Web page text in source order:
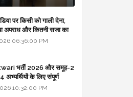
पर किसी को गाली देना,
अपराध और कितनी सजा का
- free legal advice
06:36:00 PM
भर्ती 2026 और समूह-2
अभ्यर्थियों के लिए संपूर्ण
10:32:00 PM